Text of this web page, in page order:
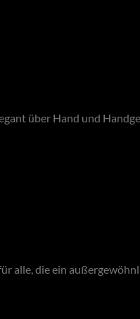
über Hand und
alle, die ein